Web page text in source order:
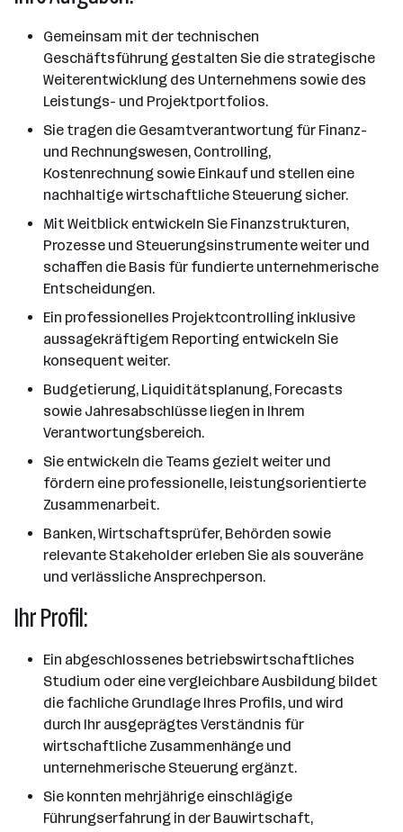
Gemeinsam mit der technischen
Geschäftsführung gestalten Sie die strategische
Weiterentwicklung des Unternehmens sowie des
Leistungs- und Projektportfolios.
Sie tragen die Gesamtverantwortung für Finanz-
und Rechnungswesen, Controlling,
Kostenrechnung sowie Einkauf und stellen eine
nachhaltige wirtschaftliche Steuerung sicher.
Mit Weitblick entwickeln Sie Finanzstrukturen,
Prozesse und Steuerungsinstrumente weiter und
schaffen die Basis für fundierte unternehmerische
Entscheidungen.
Ein professionelles Projektcontrolling inklusive
aussagekräftigem Reporting entwickeln Sie
konsequent weiter.
Budgetierung, Liquiditätsplanung, Forecasts
sowie Jahresabschlüsse liegen in Ihrem
Verantwortungsbereich.
Sie entwickeln die Teams gezielt weiter und
fördern eine professionelle, leistungsorientierte
Zusammenarbeit.
Banken, Wirtschaftsprüfer, Behörden sowie
relevante Stakeholder erleben Sie als souveräne
und verlässliche Ansprechperson.
Ihr Profil:
Ein abgeschlossenes betriebswirtschaftliches
Studium oder eine vergleichbare Ausbildung bildet
die fachliche Grundlage Ihres Profils, und wird
durch Ihr ausgeprägtes Verständnis für
wirtschaftliche Zusammenhänge und
unternehmerische Steuerung ergänzt.
Sie konnten mehrjährige einschlägige
Führungserfahrung in der Bauwirtschaft,